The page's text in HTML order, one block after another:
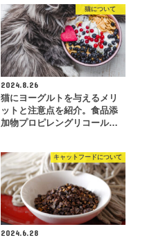
猫について
2024.8.26
猫にヨーグルトを与えるメリ
ットと注意点を紹介。食品添
加物プロピレングリコール…
キャットフードについて
2024.6.28